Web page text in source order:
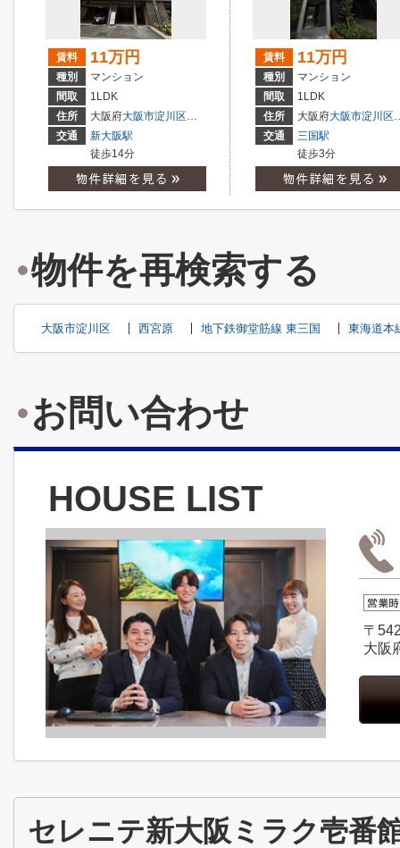
賃料 11万円
種別
マンション
間取
1LDK
住所
大阪府大阪市淀川区西宮原
１丁目
交通
新大阪駅
徒歩14分
賃料 11万円
種別
マンション
間取
1LDK
住所
大阪府大阪市淀川区
交通
三国駅
徒歩3分
物件を再検索する
大阪市淀川区 西宮原 地下鉄御堂筋線 東三国 東海道本
お問い合わせ
HOUSE LIST
〒
大阪
セレニテ新大阪ミラク壱番